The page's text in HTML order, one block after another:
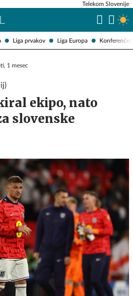
Liga prvakov Liga Europa
Telekom Slovenije
1 mesec
ekipo, nato
slovenske